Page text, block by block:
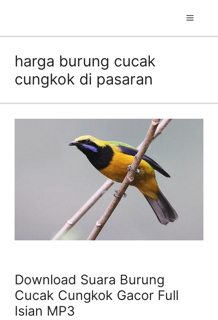
Menu
harga burung cucak
cungkok di pasaran
Download Suara Burung
Cucak Cungkok Gacor Full
Isian MP3